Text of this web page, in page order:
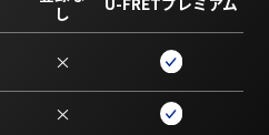
し
×
×